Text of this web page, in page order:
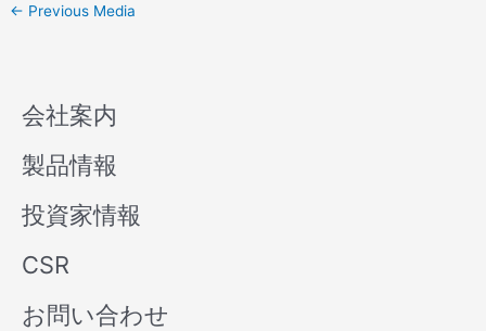
← Previous Media
会社案内
製品情報
投資家情報
CSR
お問い合わせ